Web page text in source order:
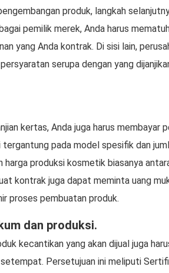
produk, langkah
pemilik merek, Anda harus
yang Anda kontrak. Di sisi lain,
serupa dengan yang
kertas, Anda juga harus membayar
pada model spesifik dan
harga produksi kosmetik biasanya
kontrak juga dapat meminta uang
proses pembuatan produk.
dan produksi.
kecantikan yang akan dijual juga
Persetujuan ini meliputi